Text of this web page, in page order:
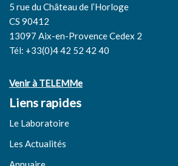
5 rue du Château de l’Horloge
CS 90412
13097 Aix-en-Provence Cedex 2
Tél: +33(0)4 42 52 42 40
Venir à TELEMMe
Liens rapides
Le Laboratoire
Les Actualités